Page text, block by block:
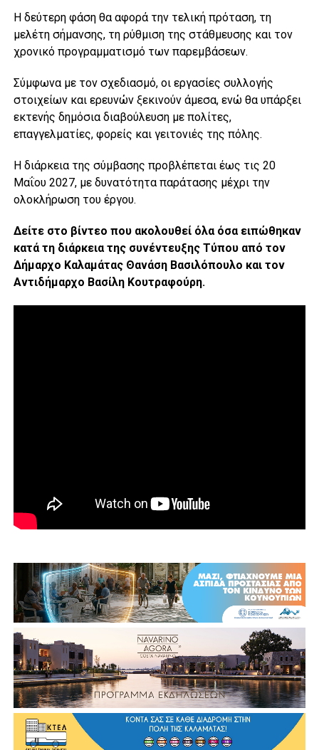
Η δεύτερη φάση θα αφορά την τελική πρόταση, τη
μελέτη σήμανσης, τη ρύθμιση της στάθμευσης και τον
χρονικό προγραμματισμό των παρεμβάσεων.
Σύμφωνα με τον σχεδιασμό, οι εργασίες συλλογής
στοιχείων και ερευνών ξεκινούν άμεσα, ενώ θα υπάρξει
εκτενής δημόσια διαβούλευση με πολίτες,
επαγγελματίες, φορείς και γειτονιές της πόλης.
Η διάρκεια της σύμβασης προβλέπεται έως τις 20
Μαΐου 2027, με δυνατότητα παράτασης μέχρι την
ολοκλήρωση του έργου.
Δείτε στο βίντεο που ακολουθεί όλα όσα ειπώθηκαν
κατά τη διάρκεια της συνέντευξης Τύπου από τον
Δήμαρχο Καλαμάτας Θανάση Βασιλόπουλο και τον
Αντιδήμαρχο Βασίλη Κουτραφούρη.